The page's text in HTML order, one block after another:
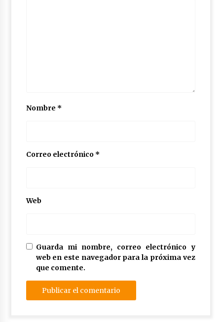
Nombre *
Correo electrónico *
Web
Guarda mi nombre, correo electrónico y
web en este navegador para la próxima vez
que comente.